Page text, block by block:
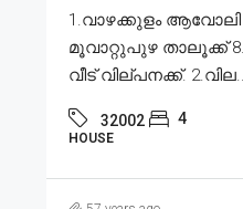
1.വാഴക്കുളം
മൂവാറ്റുപുഴ താലൂക്ക്
വീട് വില്പനക്ക്.
32002 4
HOUSE